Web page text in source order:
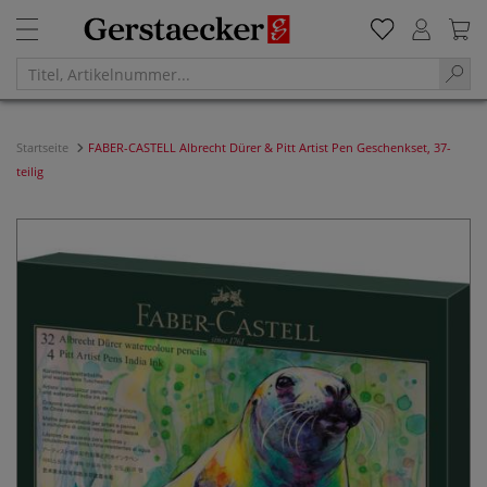
Startseite
FABER-CASTELL Albrecht Dürer & Pitt Artist Pen Geschenkset, 37-
teilig